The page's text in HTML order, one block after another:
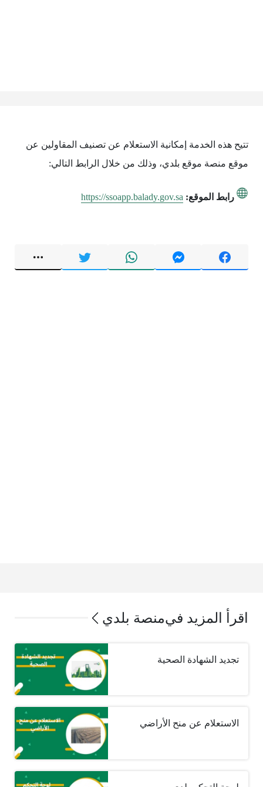
تتيح هذه الخدمة إمكانية الاستعلام عن تصنيف المقاولين عن
موقع منصة موقع بلدي، وذلك من خلال الرابط التالي:
رابط الموقع: https://ssoapp.balady.gov.sa
اقرأ المزيد فيمنصة بلدي
تجديد الشهادة الصحية
الاستعلام عن منح الأراضي